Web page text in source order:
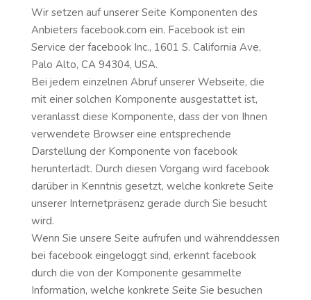
Wir setzen auf unserer Seite Komponenten des
Anbieters facebook.com ein. Facebook ist ein
Service der facebook Inc., 1601 S. California Ave,
Palo Alto, CA 94304, USA.
Bei jedem einzelnen Abruf unserer Webseite, die
mit einer solchen Komponente ausgestattet ist,
veranlasst diese Komponente, dass der von Ihnen
verwendete Browser eine entsprechende
Darstellung der Komponente von facebook
herunterlädt. Durch diesen Vorgang wird facebook
darüber in Kenntnis gesetzt, welche konkrete Seite
unserer Internetpräsenz gerade durch Sie besucht
wird.
Wenn Sie unsere Seite aufrufen und währenddessen
bei facebook eingeloggt sind, erkennt facebook
durch die von der Komponente gesammelte
Information, welche konkrete Seite Sie besuchen